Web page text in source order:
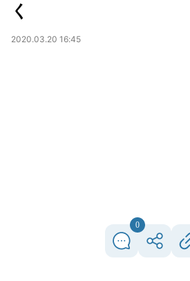
く
2020.03.20 16:45
0